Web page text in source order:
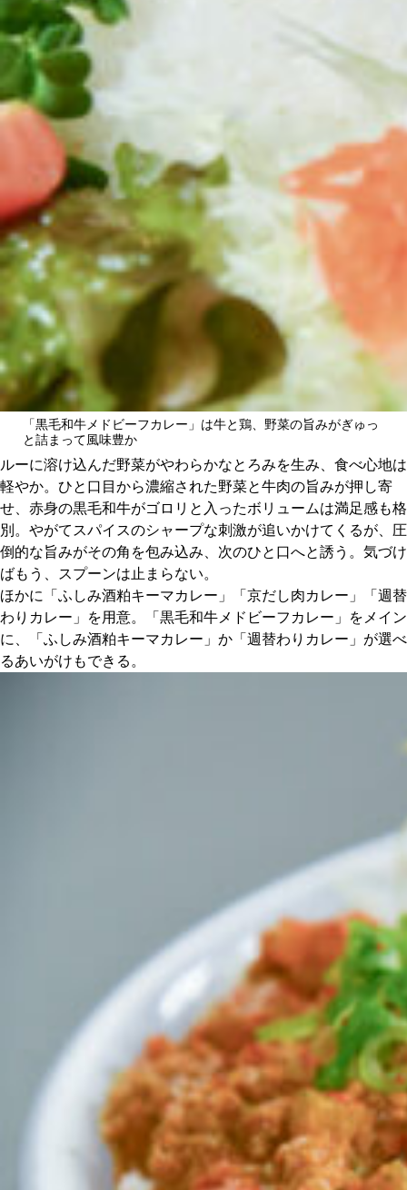
「黒毛和牛メドビーフカレー」は牛と鶏、野菜の旨みがぎゅっ
と詰まって風味豊か
ルーに溶け込んだ野菜がやわらかなとろみを生み、食べ心地は
軽やか。ひと口目から濃縮された野菜と牛肉の旨みが押し寄
せ、赤身の黒毛和牛がゴロリと入ったボリュームは満足感も格
別。やがてスパイスのシャープな刺激が追いかけてくるが、圧
倒的な旨みがその角を包み込み、次のひと口へと誘う。気づけ
ばもう、スプーンは止まらない。
ほかに「ふしみ酒粕キーマカレー」「京だし肉カレー」「週替
わりカレー」を用意。「黒毛和牛メドビーフカレー」をメイン
に、「ふしみ酒粕キーマカレー」か「週替わりカレー」が選べ
るあいがけもできる。